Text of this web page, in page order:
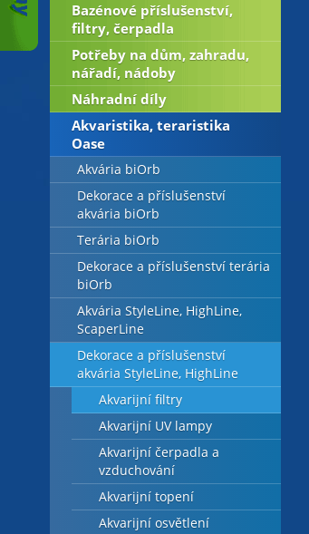
Bazénové příslušenství,
filtry, čerpadla
Potřeby na dům, zahradu,
nářadí, nádoby
Náhradní díly
Akvaristika, teraristika
Oase
Akvária biOrb
Dekorace a příslušenství
akvária biOrb
Terária biOrb
Dekorace a příslušenství terária
biOrb
Akvária StyleLine, HighLine,
ScaperLine
Dekorace a příslušenství
akvária StyleLine, HighLine
Akvarijní filtry
Akvarijní UV lampy
Akvarijní čerpadla a
vzduchování
Akvarijní topení
Akvarijní osvětlení